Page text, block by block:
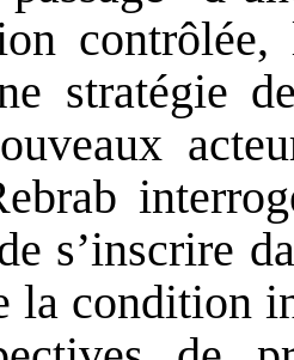
stratégie
s’inscrire
la condition